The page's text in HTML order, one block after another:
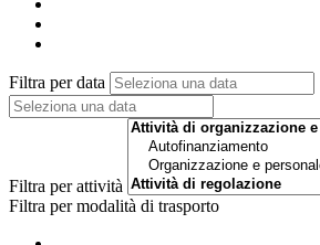
Filtra per data
Filtra per attività
Filtra per modalità di trasporto